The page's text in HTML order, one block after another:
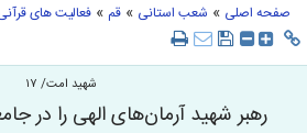
صفحه اصلی » شعب استانی » قم » فعالیت های
شهید امت/ ۱۷
رهبر شهید آرمان‌های الهی را در